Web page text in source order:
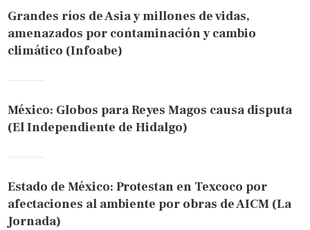
Grandes ríos de Asia y millones de vidas,
amenazados por contaminación y cambio
climático (Infoabe)
México: Globos para Reyes Magos causa disputa
(El Independiente de Hidalgo)
Estado de México: Protestan en Texcoco por
afectaciones al ambiente por obras de AICM (La
Jornada)